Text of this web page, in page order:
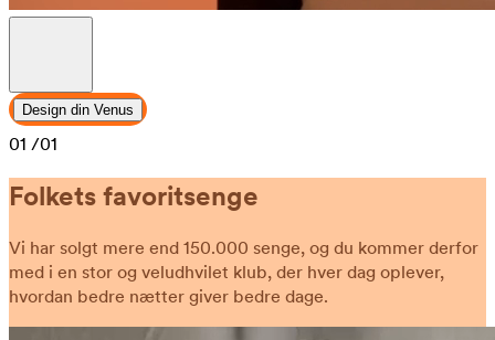
Design din Venus
01 /01
Folkets favoritsenge
Vi har solgt mere end 150.000 senge, og du kommer derfor
med i en stor og veludhvilet klub, der hver dag oplever,
hvordan bedre nætter giver bedre dage.